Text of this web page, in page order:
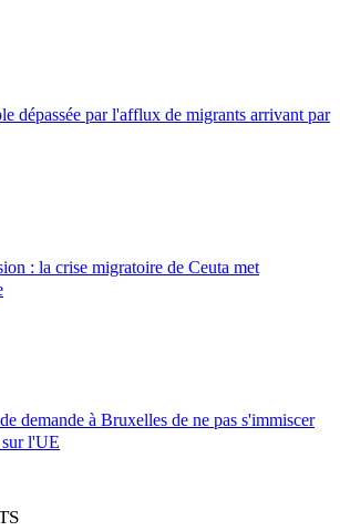
dépassée par l'afflux de migrants arrivant par
: la crise migratoire de Ceuta met
demande à Bruxelles de ne pas s'immiscer
sur l'UE